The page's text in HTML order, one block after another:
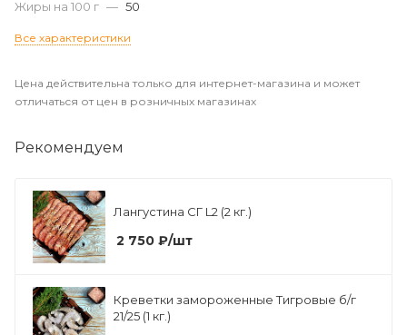
Жиры на 100 г — 50
Все характеристики
Цена действительна только для интернет-магазина и может
отличаться от цен в розничных магазинах
Рекомендуем
Лангустина СГ L2 (2 кг.)
2 750 ₽/шт
Креветки замороженные Тигровые б/г
21/25 (1 кг.)